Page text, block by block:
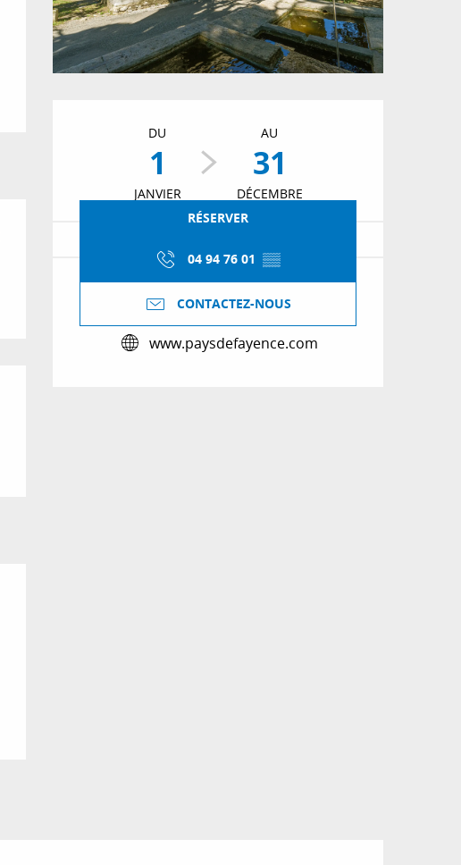
Ouverture et
DU
1
JANVIER
AU
31
DÉCEMBRE
RÉSERVER
04 94 76 01 ▒▒
CONTACTEZ-NOUS
www.paysdefayence.com